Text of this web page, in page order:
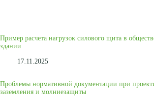
Пример расчета нагрузок силового щита в
здании
17.11.2025
Проблемы нормативной документации при
заземления и молниезащиты